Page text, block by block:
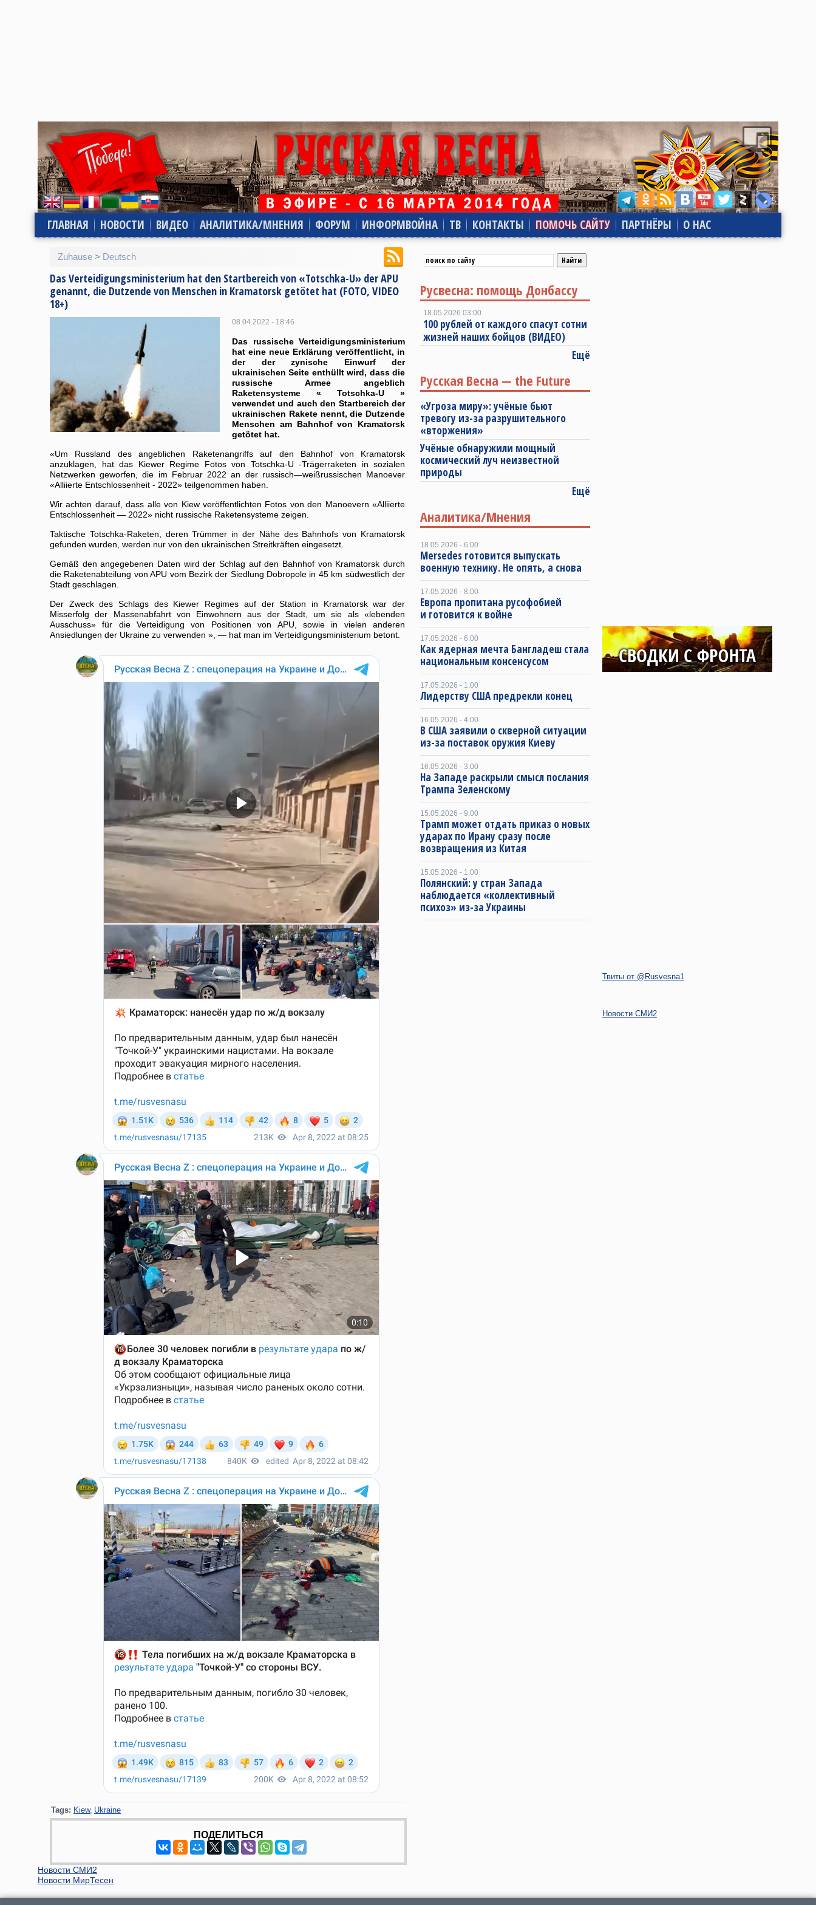
ГЛАВНАЯ НОВОСТИ ВИДЕО АНАЛИТИКА/МНЕНИЯ ФОРУМ ИНФОРМВОЙНА ТВ КОНТАКТЫ ПОМОЧЬ САЙТУ ПАРТНЁРЫ О НАС
Zuhause > Deutsch
Das Verteidigungsministerium hat den Startbereich von «Totschka-U» der APU
genannt, die Dutzende von Menschen in Kramatorsk getötet hat (FOTO, VIDEO
18+)
08.04.2022 - 18:46
Das russische Verteidigungsministerium
hat eine neue Erklärung veröffentlicht, in
der der zynische Einwurf der
ukrainischen Seite enthüllt wird, dass die
russische Armee angeblich
Raketensysteme « Totschka-U »
verwendet und auch den Startbereich der
ukrainischen Rakete nennt, die Dutzende
Menschen am Bahnhof von Kramatorsk
getötet hat.
«Um Russland des angeblichen Raketenangriffs auf den Bahnhof von Kramatorsk
anzuklagen, hat das Kiewer Regime Fotos von Totschka-U -Trägerraketen in sozialen
Netzwerken geworfen, die im Februar 2022 an der russisch—weißrussischen Manoever
«Alliierte Entschlossenheit - 2022» teilgenommen haben.
Wir achten darauf, dass alle von Kiew veröffentlichten Fotos von den Manoevern «Alliierte
Entschlossenheit — 2022» nicht russische Raketensysteme zeigen.
Taktische Totschka-Raketen, deren Trümmer in der Nähe des Bahnhofs von Kramatorsk
gefunden wurden, werden nur von den ukrainischen Streitkräften eingesetzt.
Gemäß den angegebenen Daten wird der Schlag auf den Bahnhof von Kramatorsk durch
die Raketenabteilung von APU vom Bezirk der Siedlung Dobropole in 45 km südwestlich der
Stadt geschlagen.
Der Zweck des Schlags des Kiewer Regimes auf der Station in Kramatorsk war der
Misserfolg der Massenabfahrt von Einwohnern aus der Stadt, um sie als «lebenden
Ausschuss» für die Verteidigung von Positionen von APU, sowie in vielen anderen
Ansiedlungen der Ukraine zu verwenden », — hat man im Verteidigungsministerium betont.
Tags: Kiew Ukraine
ПОДЕЛИТЬСЯ
Новости СМИ2
Новости МирТесен
Русвесна: помощь Донбассу
18.05.2026 03:00
100 рублей от каждого спасут сотни
жизней наших бойцов (ВИДЕО)
Ещё
Русская Весна — the Future
«Угроза миру»: учёные бьют
тревогу из-за разрушительного
«вторжения»
Учёные обнаружили мощный
космический луч неизвестной
природы
Ещё
Аналитика/Мнения
18.05.2026 - 6:00
Mersedes готовится выпускать
военную технику. Не опять, а снова
17.05.2026 - 8:00
Европа пропитана русофобией
и готовится к войне
17.05.2026 - 6:00
Как ядерная мечта Бангладеш стала
национальным консенсусом
17.05.2026 - 1:00
Лидерству США предрекли конец
16.05.2026 - 4:00
В США заявили о скверной ситуации
из-за поставок оружия Киеву
16.05.2026 - 3:00
На Западе раскрыли смысл послания
Трампа Зеленскому
15.05.2026 - 9:00
Трамп может отдать приказ о новых
ударах по Ирану сразу после
возвращения из Китая
15.05.2026 - 1:00
Полянский: у стран Запада
наблюдается «коллективный
психоз» из-за Украины
Твиты от @Rusvesna1
Новости СМИ2